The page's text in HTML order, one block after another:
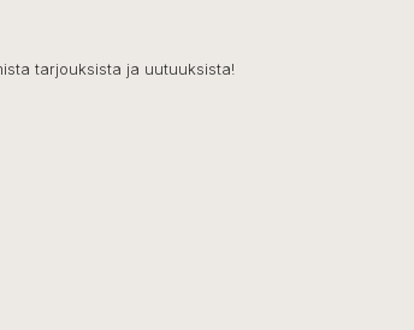
tarjouksista ja uutuuksista!